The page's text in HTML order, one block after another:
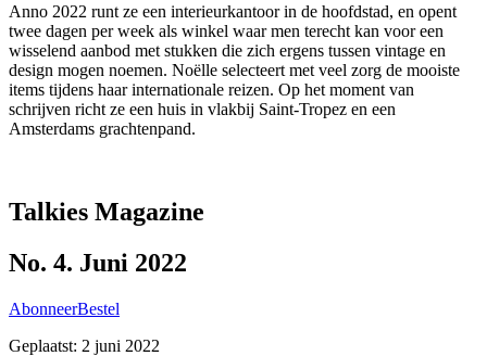
Anno 2022 runt ze een interieurkantoor in de hoofdstad, en opent
twee dagen per week als winkel waar men terecht kan voor een
wisselend aanbod met stukken die zich ergens tussen vintage en
design mogen noemen. Noëlle selecteert met veel zorg de mooiste
items tijdens haar internationale reizen. Op het moment van
schrijven richt ze een huis in vlakbij Saint-Tropez en een
Amsterdams grachtenpand.
Talkies Magazine
No. 4. Juni 2022
AbonneerBestel
Geplaatst: 2 juni 2022